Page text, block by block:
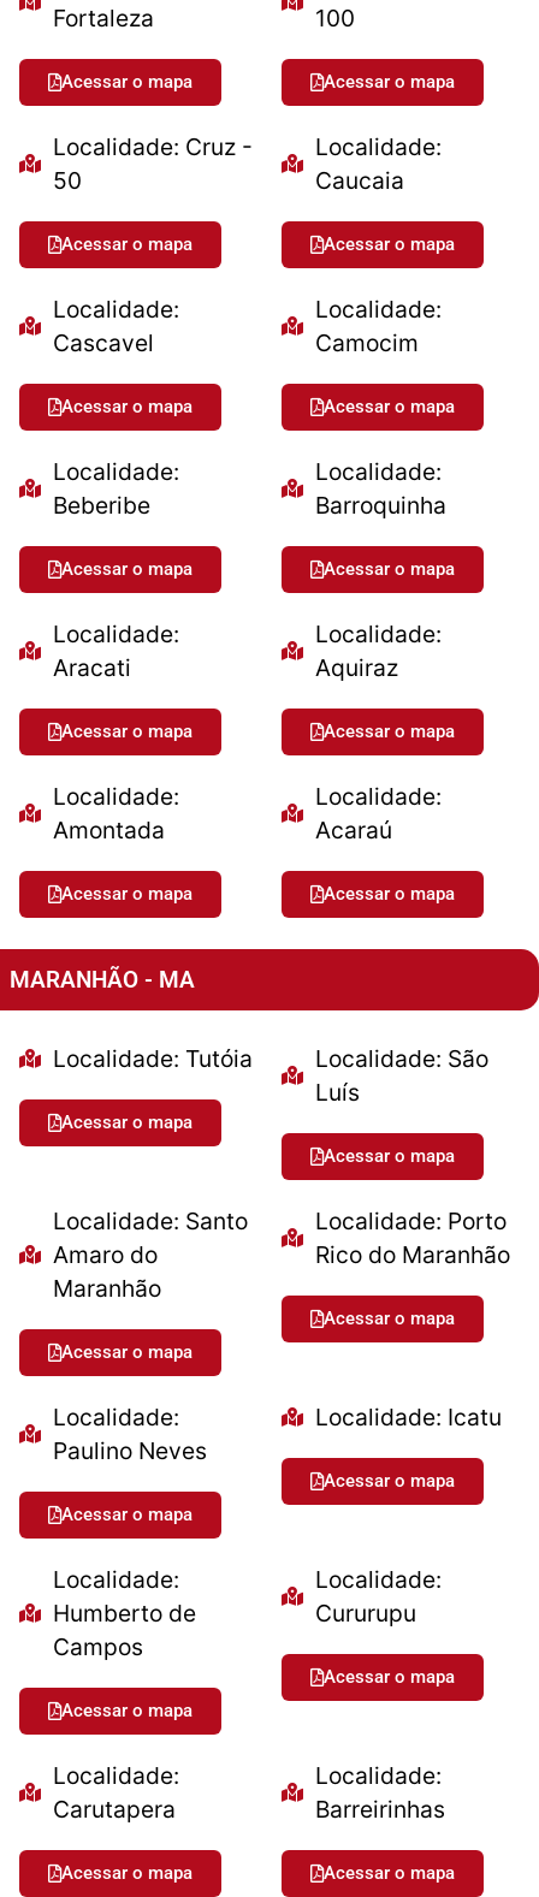
Fortaleza
Acessar o mapa
100
Acessar o mapa
Localidade: Cruz -
50
Acessar o mapa
Localidade:
Caucaia
Acessar o mapa
Localidade:
Cascavel
Acessar o mapa
Localidade:
Camocim
Acessar o mapa
Localidade:
Beberibe
Acessar o mapa
Localidade:
Barroquinha
Acessar o mapa
Localidade:
Aracati
Acessar o mapa
Localidade:
Aquiraz
Acessar o mapa
Localidade:
Amontada
Acessar o mapa
Localidade:
Acaraú
Acessar o mapa
MARANHÃO - MA
Localidade: Tutóia
Acessar o mapa
Localidade: São
Luís
Acessar o mapa
Localidade: Santo
Amaro do
Maranhão
Acessar o mapa
Localidade: Porto
Rico do Maranhão
Acessar o mapa
Localidade:
Paulino Neves
Acessar o mapa
Localidade: Icatu
Acessar o mapa
Localidade:
Humberto de
Campos
Acessar o mapa
Localidade:
Cururupu
Acessar o mapa
Localidade:
Carutapera
Acessar o mapa
Localidade:
Barreirinhas
Acessar o mapa